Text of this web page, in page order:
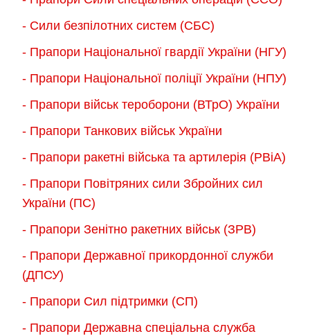
- Сили безпілотних систем (СБС)
- Прапори Національної гвардії України (НГУ)
- Прапори Національної поліції України (НПУ)
- Прапори військ тероборони (ВТрО) України
- Прапори Танкових військ України
- Прапори ракетні війська та артилерія (РВіА)
- Прапори Повітряних сили Збройних сил
України (ПС)
- Прапори Зенітно ракетних військ (ЗРВ)
- Прапори Державної прикордонної служби
(ДПСУ)
- Прапори Сил підтримки (СП)
- Прапори Державна спеціальна служба